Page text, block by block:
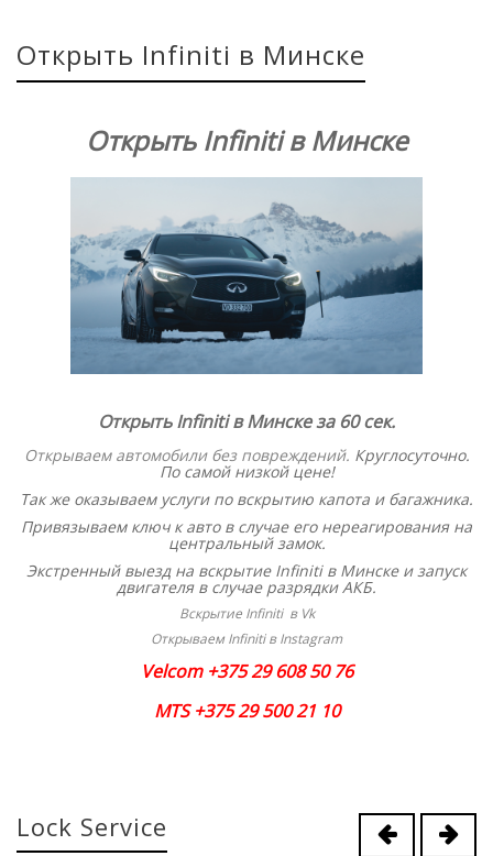
Открыть Infiniti в Минске
Открыть Infiniti в Минске
Открыть Infiniti в Минске за 60 сек.
Открываем автомобили без повреждений. Круглосуточно.
По самой низкой цене!
Так же оказываем услуги по вскрытию капота и багажника.
Привязываем ключ к авто в случае его нереагирования на
центральный замок.
Экстренный выезд на вскрытие Infiniti в Минске и запуск
двигателя в случае разрядки АКБ.
Вскрытие Infiniti в Vk
Открываем Infiniti в Instagram
Velcom +375 29 608 50 76
MTS +375 29 500 21 10
Lock Service